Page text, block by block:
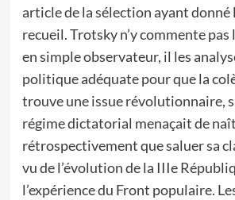
article de la sélection ayant donné
recueil. Trotsky n’y commente pas
en simple observateur, il les
politique adéquate pour que la
trouve une issue révolutionnaire,
régime dictatorial menaçait de
rétrospectivement que saluer sa
vu de l’évolution de la IIIe
l’expérience du Front populaire.